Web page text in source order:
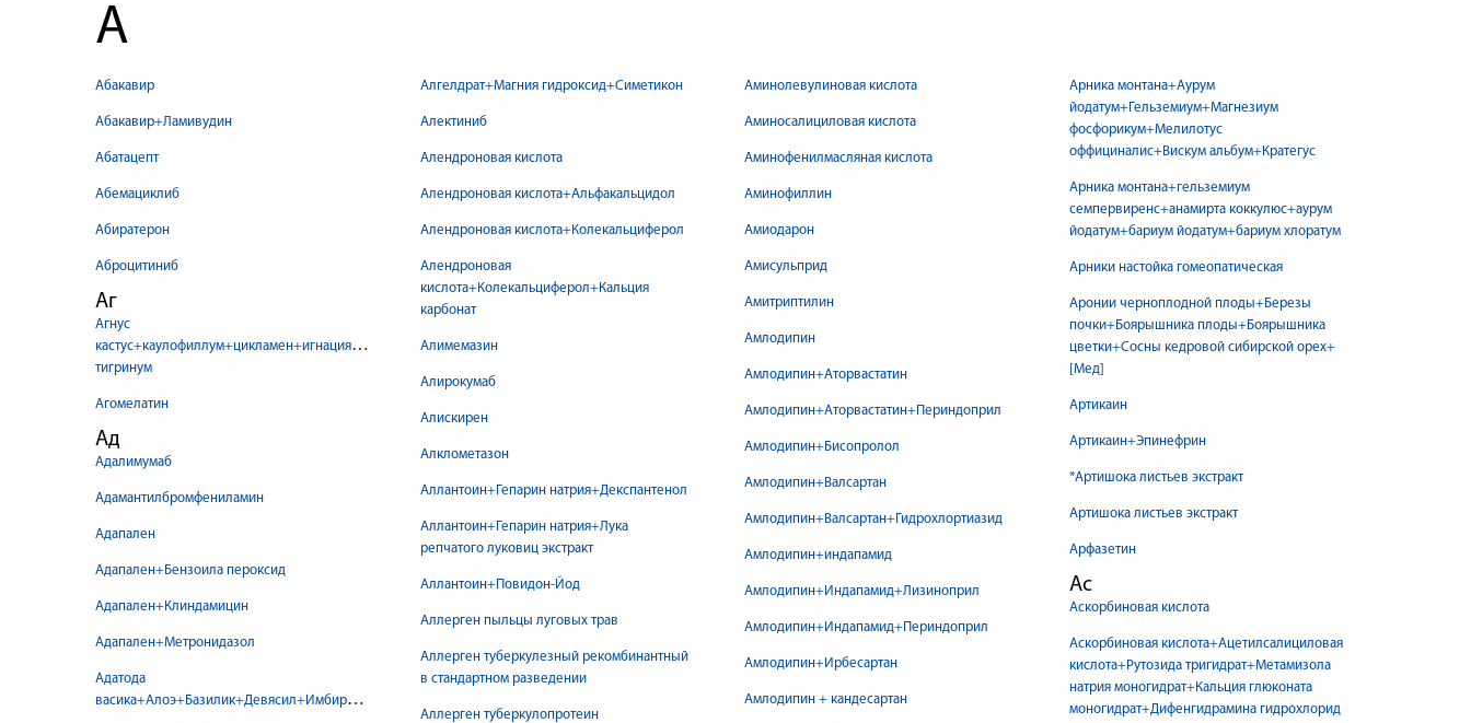
А
Абакавир
Абакавир+Ламивудин
Абатацепт
Абемациклиб
Абиратерон
Аброцитиниб
Аг
Агнус
кастус+каулофиллум+цикламен+игнация+ирис+лилиум
тигринум
Агомелатин
Ад
Адалимумаб
Адамантилбромфениламин
Адапален
Адапален+Бензоила пероксид
Адапален+Клиндамицин
Адапален+Метронидазол
Адатода
васика+Алоэ+Базилик+Девясил+Имбирь+Куркума+Паслен+Перец+Солодка+Терминалия+Левоментол
Алгелдрат+Магния гидроксид+Симетикон
Алектиниб
Алендроновая кислота
Алендроновая кислота+Альфакальцидол
Алендроновая кислота+Колекальциферол
Алендроновая
кислота+Колекальциферол+Кальция
карбонат
Алимемазин
Алирокумаб
Алискирен
Алклометазон
Аллантоин+Гепарин натрия+Декспантенол
Аллантоин+Гепарин натрия+Лука
репчатого луковиц экстракт
Аллантоин+Повидон-Йод
Аллерген пыльцы луговых трав
Аллерген туберкулезный рекомбинантный
в стандартном разведении
Аллерген туберкулопротеин
Аминолевулиновая кислота
Аминосалициловая кислота
Аминофенилмасляная кислота
Аминофиллин
Амиодарон
Амисульприд
Амитриптилин
Амлодипин
Амлодипин+Аторвастатин
Амлодипин+Аторвастатин+Периндоприл
Амлодипин+Бисопролол
Амлодипин+Валсартан
Амлодипин+Валсартан+Гидрохлортиазид
Амлодипин+индапамид
Амлодипин+Индапамид+Лизиноприл
Амлодипин+Индапамид+Периндоприл
Амлодипин+Ирбесартан
Амлодипин + кандесартан
Арника монтана+Аурум
йодатум+Гельземиум+Магнезиум
фосфорикум+Мелилотус
оффициналис+Вискум альбум+Кратегус
Арника монтана+гельземиум
семпервиренс+анамирта коккулюс+аурум
йодатум+бариум йодатум+бариум хлоратум
Арники настойка гомеопатическая
Аронии черноплодной плоды+Березы
почки+Боярышника плоды+Боярышника
цветки+Сосны кедровой сибирской орех+
[Мед]
Артикаин
Артикаин+Эпинефрин
*Артишока листьев экстракт
Артишока листьев экстракт
Арфазетин
Ас
Аскорбиновая кислота
Аскорбиновая кислота+Ацетилсалициловая
кислота+Рутозида тригидрат+Метамизола
натрия моногидрат+Кальция глюконата
моногидрат+Дифенгидрамина гидрохлорид